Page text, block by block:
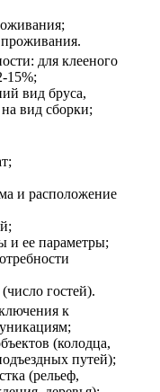
для клееного
15%;
вид бруса,
вид сборки;
и расположение
и ее параметры;
гостей).
к
(колодца,
путей);
(рельеф,